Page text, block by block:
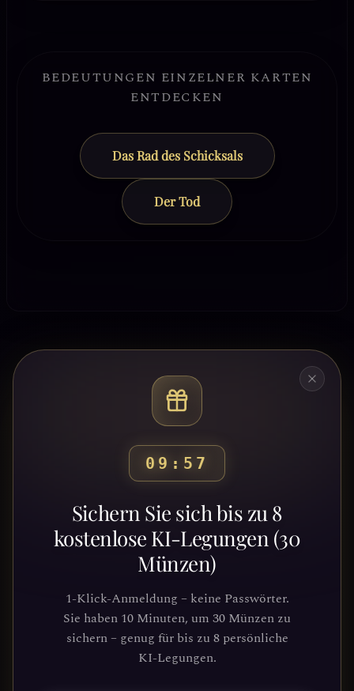
BEDEUTUNGEN EINZELNER KARTEN
ENTDECKEN
Das Rad des Schicksals
Der Tod
09:53
Sichern Sie sich bis zu 8
kostenlose KI-Legungen (30
Münzen)
1-Klick-Anmeldung – keine Passwörter.
Sie haben 10 Minuten, um 30 Münzen zu
sichern – genug für bis zu 8 persönliche
KI-Legungen.
Bereit, deinen Weg zu
entdecken?
Schließe dich Tausenden von
Suchenden an, die Klarheit und
Führung durch unsere Plattform
gefunden haben. Deine kosmische Reise
wartet.